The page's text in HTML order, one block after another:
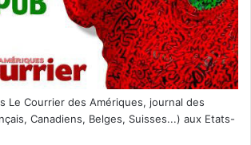
Le Courrier des Amériques, journal des
Canadiens, Belges, Suisses...) aux Etats-